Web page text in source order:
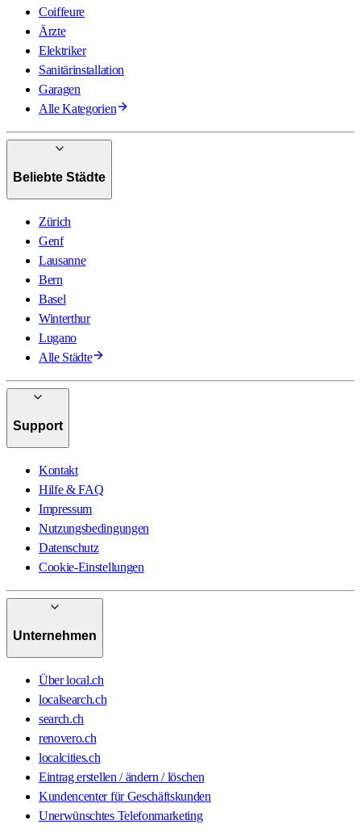
Coiffeure
Ärzte
Elektriker
Sanitärinstallation
Garagen
Alle Kategorien
Beliebte Städte
Zürich
Genf
Lausanne
Bern
Basel
Winterthur
Lugano
Alle Städte
Support
Kontakt
Hilfe & FAQ
Impressum
Nutzungsbedingungen
Datenschutz
Cookie-Einstellungen
Unternehmen
Über local.ch
localsearch.ch
search.ch
renovero.ch
localcities.ch
Eintrag erstellen / ändern / löschen
Kundencenter für Geschäftskunden
Unerwünschtes Telefonmarketing